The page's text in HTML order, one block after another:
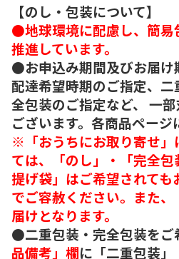
【のし・包装について】
●地球環境に配慮し、簡易
推進しています。
●お申込み期間及びお届け
配達希望時期のご指定、
全包装のご指定など、 一
ございます。各商品ページ
※「おうちにお取り寄せ」
ては、「のし」・「完全
提げ袋」はご希望されても
でご容赦ください。また
届けとなります。
●二重包装・完全包装をご
品備考」欄に「二重包装